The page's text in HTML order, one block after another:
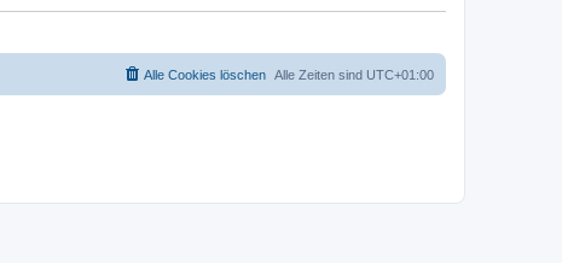
Alle Zeiten sind UTC+01:00
Alle Cookies löschen